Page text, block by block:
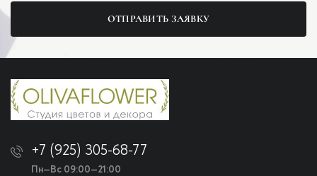
ОТПРАВИТЬ ЗАЯВКУ
+7 (925) 305-68-77
Пн—Вс 09:00—21:00